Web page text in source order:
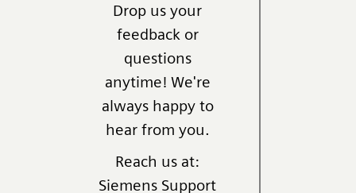
Drop us your
feedback or
questions
anytime! We're
always happy to
hear from you.
Reach us at:
Siemens Support